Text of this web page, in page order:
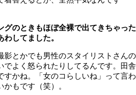
のときもほぼ全裸で出てきちゃった
してました。
とかでも男性のスタイリストさんの
でよく怒られたりしてるんです。田舎
すかね。「女のコらしいね」って言わ
もです（笑）。